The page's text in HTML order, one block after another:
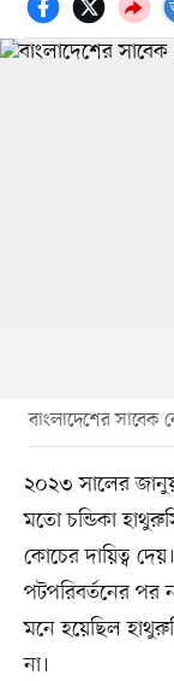
বাংলাদেশের সাবেক
২০২৩ সালের
মতো চন্ডিকা
কোচের দায়িত্ব
পটপরিবর্তনের
মনে হয়েছিল
না।